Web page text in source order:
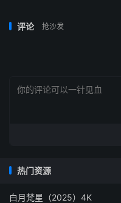
评论 抢沙发
热门资源
白月梵星（2025）4K